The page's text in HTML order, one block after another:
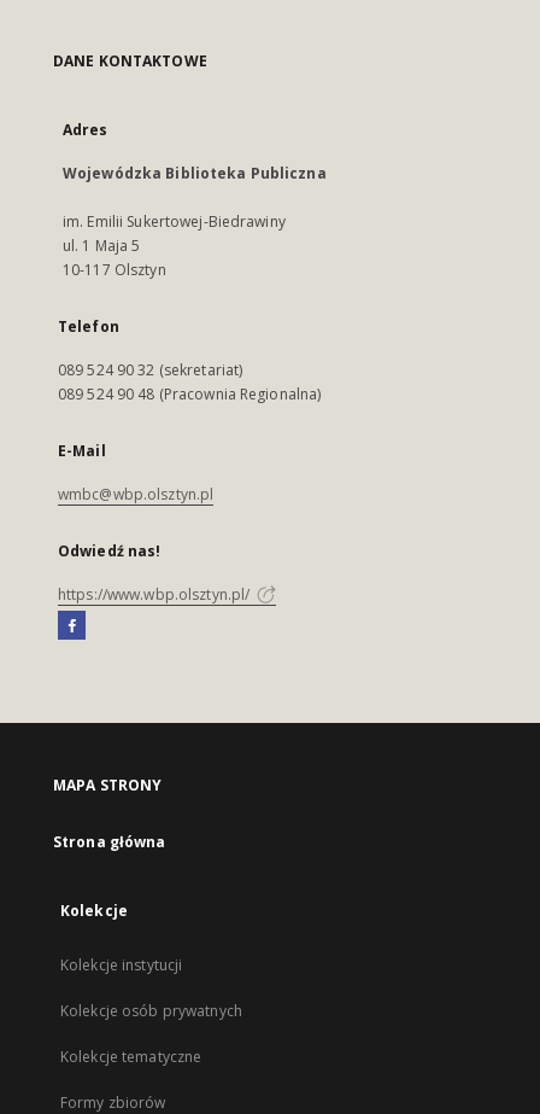
DANE KONTAKTOWE
Adres
Wojewódzka Biblioteka Publiczna
im. Emilii Sukertowej-Biedrawiny
ul. 1 Maja 5
10-117 Olsztyn
Telefon
089 524 90 32 (sekretariat)
089 524 90 48 (Pracownia Regionalna)
E-Mail
wmbc@wbp.olsztyn.pl
Odwiedź nas!
https://www.wbp.olsztyn.pl/
MAPA STRONY
Strona główna
Kolekcje
Kolekcje instytucji
Kolekcje osób prywatnych
Kolekcje tematyczne
Formy zbiorów